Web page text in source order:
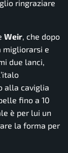
ringraziare
Weir, che dopo
migliorarsi e
due lanci,
alla caviglia
fino a 10
è per lui un
la forma per